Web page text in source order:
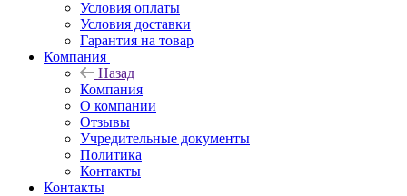
Условия оплаты
Условия доставки
Гарантия на товар
Компания
Назад
Компания
О компании
Отзывы
Учредительные документы
Политика
Контакты
Контакты